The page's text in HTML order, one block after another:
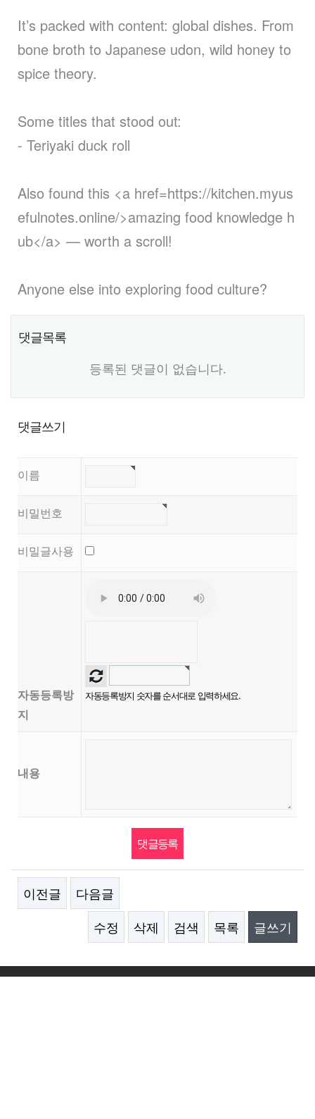
It’s packed with content: global dishes. From
bone broth to Japanese udon, wild honey to
spice theory.
Some titles that stood out:
- Teriyaki duck roll
Also found this <a href=https://kitchen.myus
efulnotes.online/>amazing food knowledge h
ub</a> — worth a scroll!
Anyone else into exploring food culture?
댓글목록
등록된 댓글이 없습니다.
댓글쓰기
이름
비밀번호
비밀글사용
자동등록방
지
자동등록방지 숫자를 순서대로 입력하세요.
내용
이전글
다음글
수정
삭제 검색 목록 글쓰기